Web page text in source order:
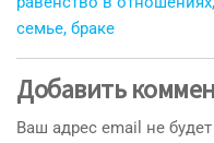
семье, браке
Добавить
Ваш адрес email не